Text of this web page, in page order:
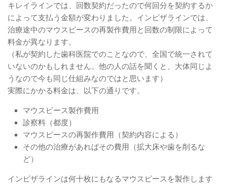
キレイラインでは、回数契約だったので何回分を契約するか
によって支払う金額が変わりました。インビザラインでは、
治療途中のマウスピースの再製作費用と回数の制限によって
料金が異なります。
（私が契約した歯科医院でのことなので、全国で統一されて
いないのかもしれません。他の人の話を聞くと、大体同じよ
うなので今も同じ仕組みなのではと思います）
実際にかかる料金は、以下の通りです。
マウスピース製作費用
診察料（都度）
マウスピースの再製作費用（契約内容による）
その他の治療があればその費用（拡大床や歯を削るな
ど）
インビザラインは何十枚にもなるマウスピースを製作します